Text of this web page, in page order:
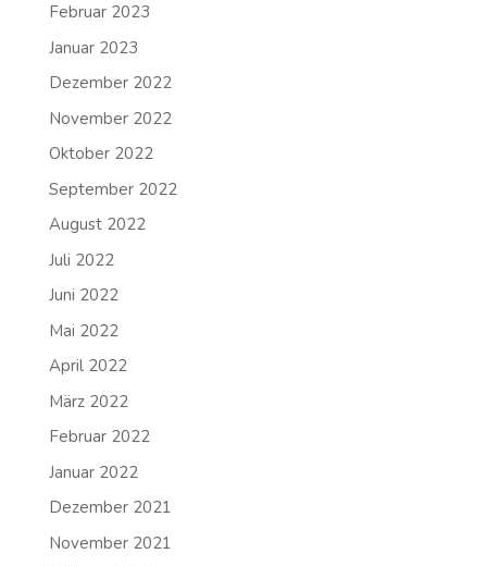
Februar 2023
Januar 2023
Dezember 2022
November 2022
Oktober 2022
September 2022
August 2022
Juli 2022
Juni 2022
Mai 2022
April 2022
März 2022
Februar 2022
Januar 2022
Dezember 2021
November 2021